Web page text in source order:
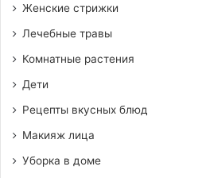
Женские стрижки
Лечебные травы
Комнатные растения
Дети
Рецепты вкусных блюд
Макияж лица
Уборка в доме